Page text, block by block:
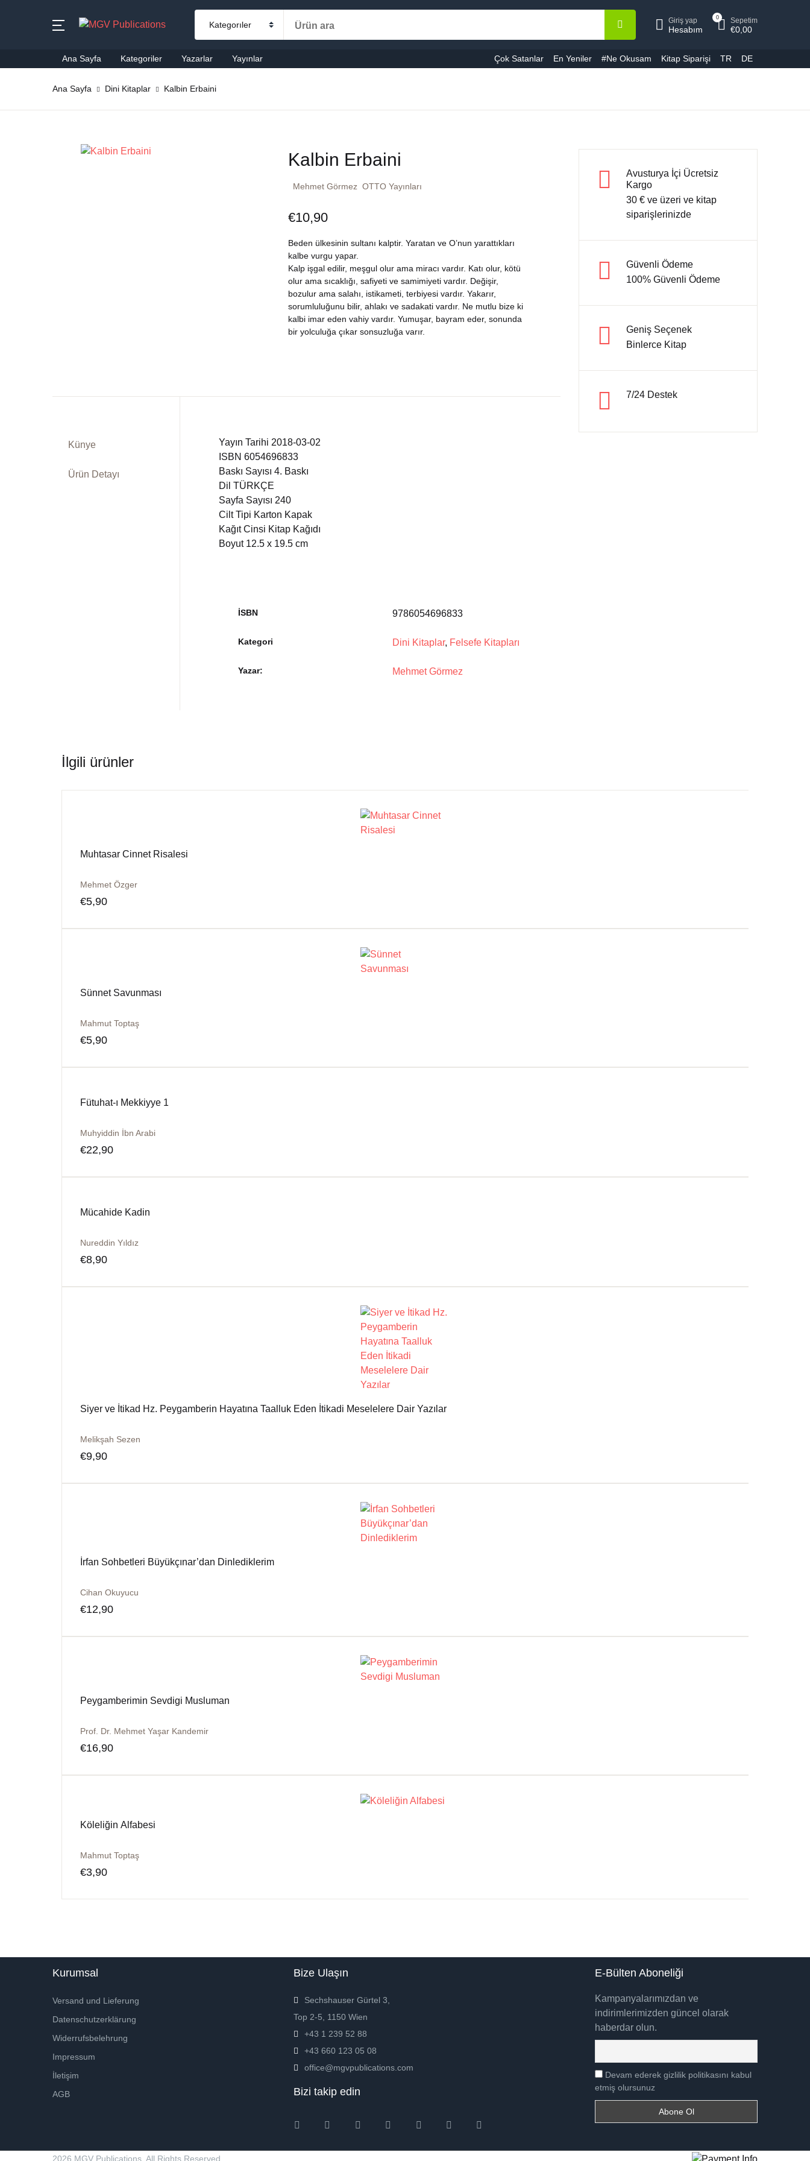
Giriş yap
Hesabım
0 Sepetim
€0,00
Ana Sayfa Kategoriler Yazarlar Yayınlar Çok Satanlar En Yeniler #Ne Okusam Kitap Siparişi TR DE
Başvuru – Kaynak
Bestseller
Çocuk Kitapları
Dini Kitaplar
Dünya Klasikleri
Edebiyat
Kişisel Gelişim
Psikoloji
Siyasi
Tarih
Kapat
Kapat
Ana Sayfa Dini Kitaplar Kalbin Erbaini
Kalbin Erbaini
Mehmet Görmez OTTO Yayınları
€10,90
Beden ülkesinin sultanı kalptir. Yaratan ve O’nun yarattıkları
kalbe vurgu yapar.
Kalp işgal edilir, meşgul olur ama miracı vardır. Katı olur, kötü
olur ama sıcaklığı, safiyeti ve samimiyeti vardır. Değişir,
bozulur ama salahı, istikameti, terbiyesi vardır. Yakarır,
sorumluluğunu bilir, ahlakı ve sadakati vardır. Ne mutlu bize ki
kalbi imar eden vahiy vardır. Yumuşar, bayram eder, sonunda
bir yolculuğa çıkar sonsuzluğa varır.
Künye
Ürün Detayı
Yayın Tarihi 2018-03-02
ISBN 6054696833
Baskı Sayısı 4. Baskı
Dil TÜRKÇE
Sayfa Sayısı 240
Cilt Tipi Karton Kapak
Kağıt Cinsi Kitap Kağıdı
Boyut 12.5 x 19.5 cm
İSBN 9786054696833
Kategori Dini Kitaplar, Felsefe Kitapları
Yazar Mehmet Görmez
Avusturya İçi Ücretsiz
Kargo
30 € ve üzeri ve kitap
siparişlerinizde
Güvenli Ödeme
100% Güvenli Ödeme
Geniş Seçenek
Binlerce Kitap
7/24 Destek
İlgili ürünler
Muhtasar Cinnet Risalesi
Mehmet Özger
€5,90
Sünnet Savunması
Mahmut Toptaş
€5,90
Fütuhat-ı Mekkiyye 1
Muhyiddin İbn Arabi
€22,90
Mücahide Kadin
Nureddin Yıldız
€8,90
Siyer ve İtikad Hz. Peygamberin Hayatına Taalluk Eden İtikadi Meselelere Dair Yazılar
Melikşah Sezen
€9,90
İrfan Sohbetleri Büyükçınar’dan Dinlediklerim
Cihan Okuyucu
€12,90
Peygamberimin Sevdigi Musluman
Prof. Dr. Mehmet Yaşar Kandemir
€16,90
Köleliğin Alfabesi
Mahmut Toptaş
€3,90
Kurumsal
Versand und Lieferung
Datenschutzerklärung
Widerrufsbelehrung
Impressum
İletişim
AGB
Bize Ulaşın
Sechshauser Gürtel 3,
Top 2-5, 1150 Wien
+43 1 239 52 88
+43 660 123 05 08
office@mgvpublications.com
Bizi takip edin
InstagramFacebookTwitter Amazon Pinterest
E-Bülten Aboneliği
Kampanyalarımızdan ve
indirimlerimizden güncel olarak
haberdar olun.
Devam ederek gizlilik politikasını kabul
etmiş olursunuz
2026 MGV Publications. All Rights Reserved